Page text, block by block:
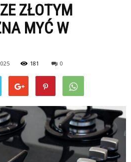
ZŁOTYM
MYĆ W
181 0